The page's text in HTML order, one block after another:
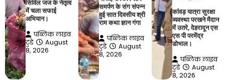
सिविल जज के नेतृत्व
में चला सफाई
अभियान।
पब्लिक लाइव
टुडे
August
8, 2026
समर्पण के संग संपन्न
हुई सात दिवसीय श्री
राम कथा ज्ञान गंगा
पब्लिक लाइव
टुडे
August
8, 2026
कांवड़ यात्रा सुरक्षा
व्यवस्था परखने मैदान
में उतरे, देहरादून एस
एस पी परमेंद्र
डोभाल।
पब्लिक लाइव
टुडे
August
8, 2026